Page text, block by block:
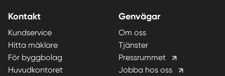
Kontakt
Kundservice
Hitta mäklare
För byggbolag
Huvudkontoret
Genvägar
Om oss
Tjänster
Pressrummet
Jobba hos oss